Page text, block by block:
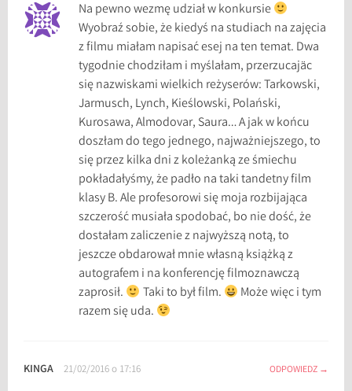
y
t
Na pewno wezmę udział w konkursie
Wyobraź sobie, że kiedyś na studiach na zajęcia
z filmu miałam napisać esej na ten temat. Dwa
tygodnie chodziłam i myślałam, przerzucajäc
się nazwiskami wielkich reżyserów: Tarkowski,
Jarmusch, Lynch, Kieślowski, Polański,
Kurosawa, Almodovar, Saura… A jak w końcu
doszłam do tego jednego, najważniejszego, to
się przez kilka dni z koleżanką ze śmiechu
pokładałyśmy, że padło na taki tandetny film
klasy B. Ale profesorowi się moja rozbijająca
szczerość musiała spodobać, bo nie dość, że
dostałam zaliczenie z najwyższą notą, to
jeszcze obdarował mnie własną książką z
autografem i na konferencję filmoznawczą
zaprosił.
Taki to był film.
Może więc i tym
razem się uda.
KINGA 21/02/2016 o 17:16 ODPOWIEDZ